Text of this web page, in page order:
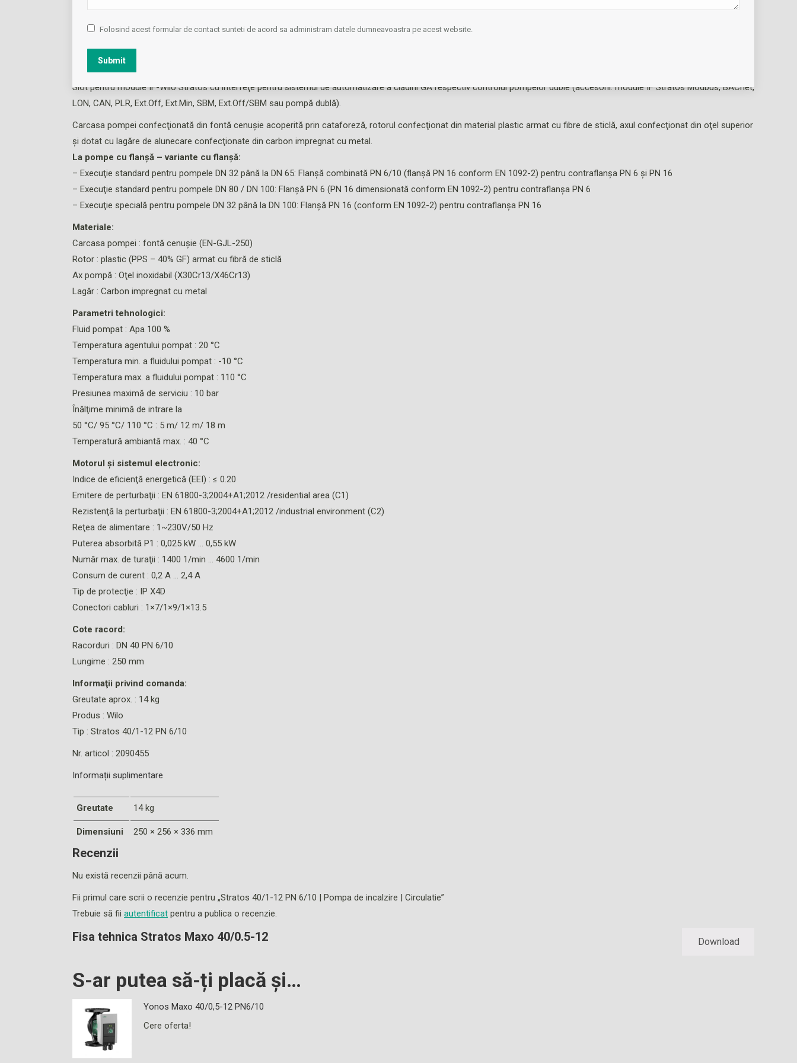
integrată.
Lampă semnalizare avarie, semnalizare colectivă de avarie fără potenţial, interfaţă IR pentru comunicarea fără fir cu aparatul de comandă şi service telecomanda IR/stick-ul
Wilo.
Slot pentru module IF-Wilo Stratos cu interfeţe pentru sistemul de automatizare a clădirii GA respectiv controlul pompelor duble (accesorii: module IF Stratos Modbus, BACnet,
LON, CAN, PLR, Ext.Off, Ext.Min, SBM, Ext.Off/SBM sau pompă dublă).
Carcasa pompei confecţionată din fontă cenuşie acoperită prin cataforeză, rotorul confecţionat din material plastic armat cu fibre de sticlă, axul confecţionat din oţel superior
şi dotat cu lagăre de alunecare confecţionate din carbon impregnat cu metal.
La pompe cu flanşă – variante cu flanşă:
– Execuţie standard pentru pompele DN 32 până la DN 65: Flanşă combinată PN 6/10 (flanşă PN 16 conform EN 1092-2) pentru contraflanşa PN 6 şi PN 16
– Execuţie standard pentru pompele DN 80 / DN 100: Flanşă PN 6 (PN 16 dimensionată conform EN 1092-2) pentru contraflanşa PN 6
– Execuţie specială pentru pompele DN 32 până la DN 100: Flanşă PN 16 (conform EN 1092-2) pentru contraflanşa PN 16
Materiale:
Carcasa pompei : fontă cenuşie (EN-GJL-250)
Rotor : plastic (PPS – 40% GF) armat cu fibră de sticlă
Ax pompă : Oţel inoxidabil (X30Cr13/X46Cr13)
Lagăr : Carbon impregnat cu metal
Parametri tehnologici:
Fluid pompat : Apa 100 %
Temperatura agentului pompat : 20 °C
Temperatura min. a fluidului pompat : -10 °C
Temperatura max. a fluidului pompat : 110 °C
Presiunea maximă de serviciu : 10 bar
Înălţime minimă de intrare la
50 °C/ 95 °C/ 110 °C : 5 m/ 12 m/ 18 m
Temperatură ambiantă max. : 40 °C
Motorul şi sistemul electronic:
Indice de eficienţă energetică (EEI) : ≤ 0.20
Emitere de perturbaţii : EN 61800-3;2004+A1;2012 /residential area (C1)
Rezistenţă la perturbaţii : EN 61800-3;2004+A1;2012 /industrial environment (C2)
Reţea de alimentare : 1~230V/50 Hz
Puterea absorbită P1 : 0,025 kW … 0,55 kW
Număr max. de turaţii : 1400 1/min … 4600 1/min
Consum de curent : 0,2 A … 2,4 A
Tip de protecţie : IP X4D
Conectori cabluri : 1×7/1×9/1×13.5
Cote racord:
Racorduri : DN 40 PN 6/10
Lungime : 250 mm
Informaţii privind comanda:
Greutate aprox. : 14 kg
Produs : Wilo
Tip : Stratos 40/1-12 PN 6/10
Nr. articol : 2090455
Informații suplimentare
Greutate 14 kg
Dimensiuni 250 × 256 × 336 mm
Recenzii
Nu există recenzii până acum.
Fii primul care scrii o recenzie pentru „Stratos 40/1-12 PN 6/10 | Pompa de incalzire | Circulatie”
Trebuie să fii autentificat pentru a publica o recenzie.
Fisa tehnica Stratos Maxo 40/0.5-12 Download
S-ar putea să-ți placă și…
Yonos Maxo 40/0,5-12 PN6/10
Cere oferta!
Folosind acest formular de contact sunteti de acord sa administram datele dumneavoastra pe acest website.
Submit